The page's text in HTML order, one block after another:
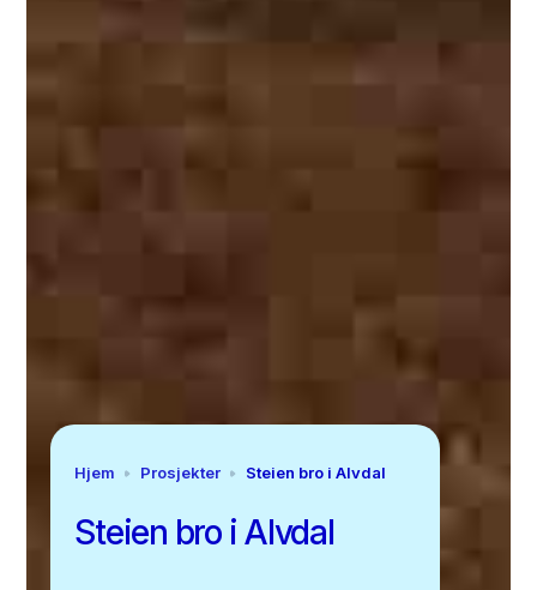
Hjem Prosjekter Steien bro i Alvdal
Steien bro i Alvdal